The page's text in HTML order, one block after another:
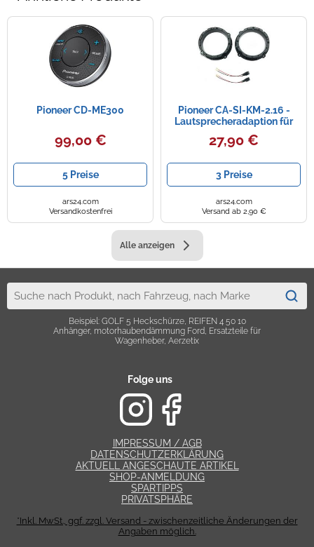
Pioneer CD-ME300
99,00 €
5 Preise
ars24.com
Versandkostenfrei
Pioneer CA-SI-KM-2.16 -
Lautsprecheradaption für
Hyundai I30
27,90 €
3 Preise
ars24.com
Versand ab 2,90 €
Alle anzeigen
Beispiel: GOLF 5 Heckschürze, REIFEN 4 50 10
Anhänger, motorhaubendämmung Ford, Ersatzteile für
Wagenheber, Aerzetix
Folge uns
IMPRESSUM / AGB
DATENSCHUTZERKLÄRUNG
AKTUELL ANGESCHAUTE ARTIKEL
SHOP-ANMELDUNG
SPARTIPPS
PRIVATSPHÄRE
*Inkl. MwSt., ggf. zzgl. Versand - zwischenzeitliche Änderungen der
Angaben möglich.